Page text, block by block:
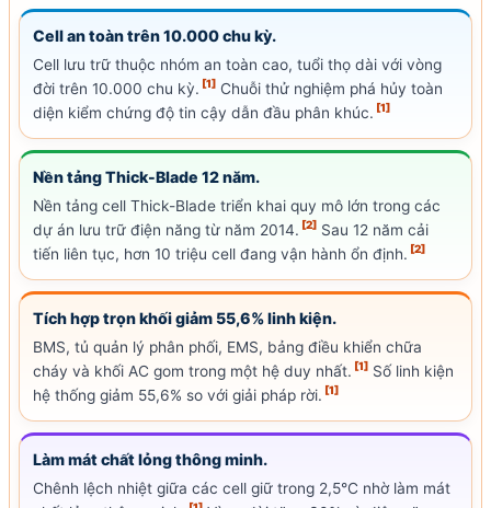
Cellan toàn trên 10.000 chu kỳ.
Cell lưu trữ thuộc nhóm an toàn cao, tuổi thọ dài với vòng
đời trên 10.000 chu kỳ. [1] Chuỗi thử nghiệm phá hủy toàn
diện kiểm chứng độ tin cậy dẫn đầu phân khúc. [1]
Nền tảng Thick-Blade 12 năm.
Nền tảng cell Thick-Blade triển khai quy mô lớn trong các
dự án lưu trữ điện năng từ năm 2014. [2] Sau 12 năm cải
tiến liên tục, hơn 10 triệu cell đang vận hành ổn định. [2]
Tích hợp trọn khối giảm 55,6% linh kiện.
BMS, tủ quản lý phân phối, EMS, bảng điều khiển chữa
cháy và khối AC gom trong một hệ duy nhất. [1] Số linh kiện
hệ thống giảm 55,6% so với giải pháp rời. [1]
Làm mát chất lỏng thông minh.
Chênh lệch nhiệt giữa các cell giữ trong 2,5°C nhờ làm mát